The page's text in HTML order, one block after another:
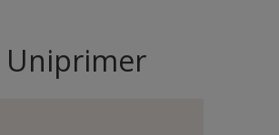
Uniprimer